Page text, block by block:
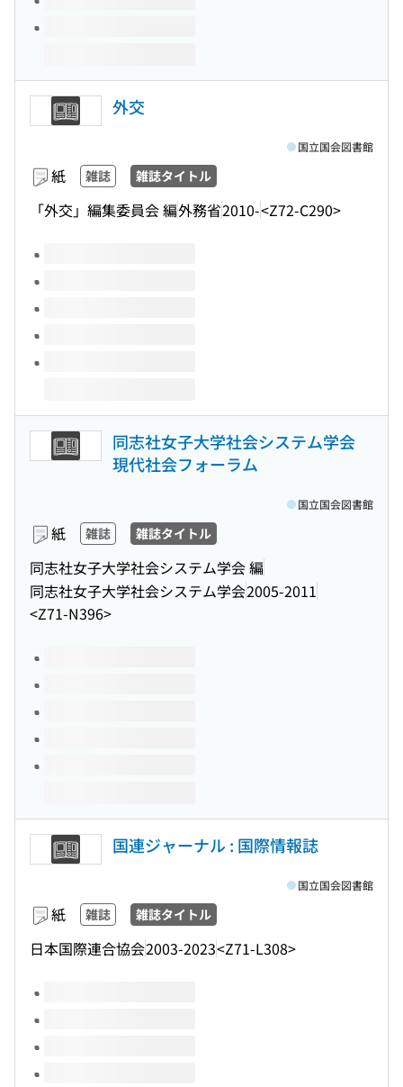
外交
紙 雑誌 雑誌タイトル
「外交」編集委員会 編外務省2010-<Z72-C290>
国立国会図書館
このタイトルの巻号
同志社女子大学社会システム学会
現代社会フォーラム
紙 雑誌 雑誌タイトル
同志社女子大学社会システム学会 編
同志社女子大学社会システム学会2005-2011
<Z71-N396>
国立国会図書館
このタイトルの巻号
国連ジャーナル : 国際情報誌
紙 雑誌 雑誌タイトル
日本国際連合協会2003-2023<Z71-L308>
国立国会図書館
このタイトルの巻号